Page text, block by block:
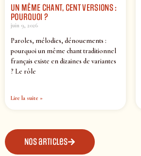
UN MÊME CHANT, CENT VERSIONS :
POURQUOI ?
juin 9, 2026
Paroles, mélodies, dénouements :
pourquoi un même chant traditionnel
français existe en dizaines de variantes
? Le rôle
Lire la suite »
Nos articles